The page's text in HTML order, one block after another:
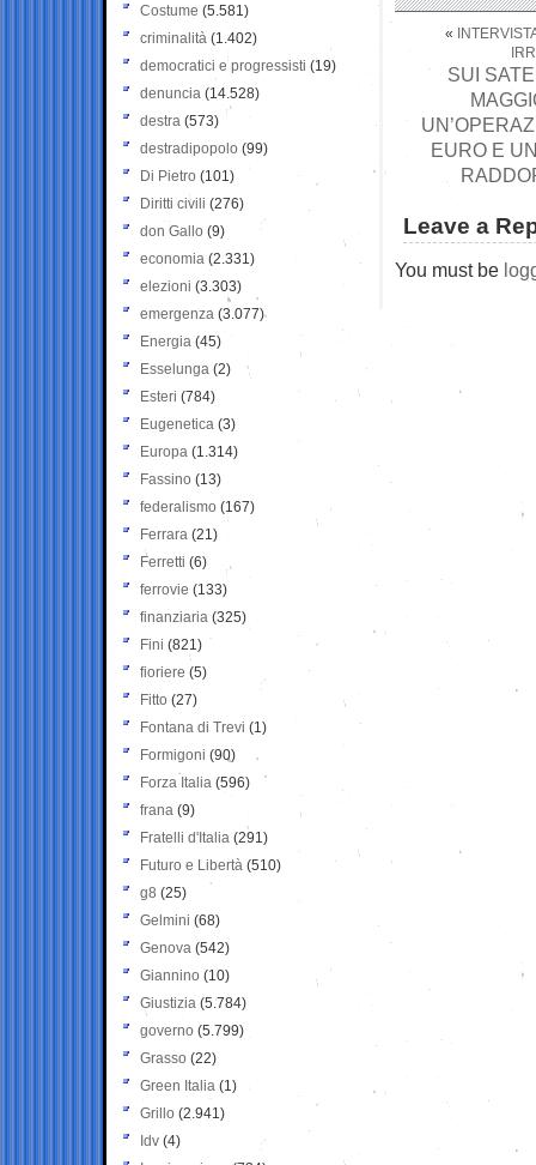
«
SUI
EURO E
Leave a
You must be
Costume (5.581)
criminalità (1.402)
democratici e progressisti (19)
denuncia (14.528)
destra (573)
destradipopolo (99)
Di Pietro (101)
Diritti civili (276)
don Gallo (9)
economia (2.331)
elezioni (3.303)
emergenza (3.077)
Energia (45)
Esselunga (2)
Esteri (784)
Eugenetica (3)
Europa (1.314)
Fassino (13)
federalismo (167)
Ferrara (21)
Ferretti (6)
ferrovie (133)
finanziaria (325)
Fini (821)
fioriere (5)
Fitto (27)
Fontana di Trevi (1)
Formigoni (90)
Forza Italia (596)
frana (9)
Fratelli d'Italia (291)
Futuro e Libertà (510)
g8 (25)
Gelmini (68)
Genova (542)
Giannino (10)
Giustizia (5.784)
governo (5.799)
Grasso (22)
Green Italia (1)
Grillo (2.941)
Idv (4)